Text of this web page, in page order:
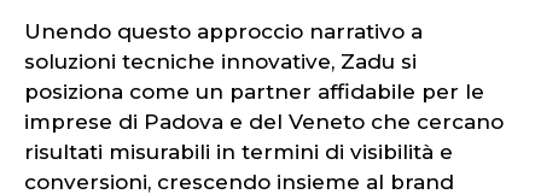
Unendo questo approccio narrativo a
soluzioni tecniche innovative, Zadu si
posiziona come un partner affidabile per le
imprese di Padova e del Veneto che cercano
risultati misurabili in termini di visibilità e
conversioni, crescendo insieme al brand